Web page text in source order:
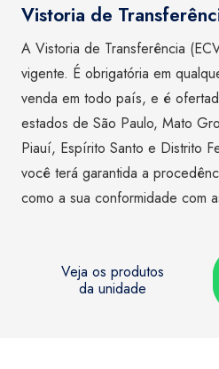
Vistoria de
A Vistoria de Transferência
vigente. É obrigatória em
venda em todo país, e é
estados de São Paulo, Mato
Piauí, Espírito Santo e Distrito
você terá garantida a
como a sua conformidade com
Veja os produtos
da unidade